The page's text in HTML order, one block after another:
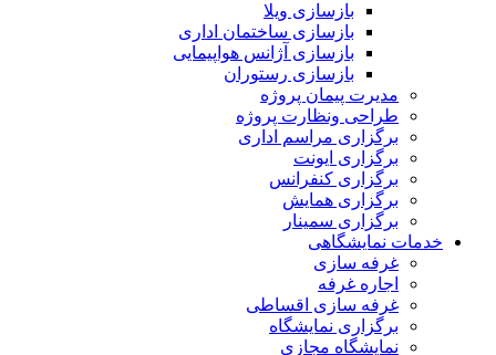
بازسازی ویلا
بازسازی ساختمان اداری
بازسازی آژانس هواپیمایی
بازسازی رستوران
مدیرت پیمان پروژه
طراحی ونظارت پروژه
برگزاری مراسم اداری
برگزاری ایونت
برگزاری کنفرانس
برگزاری همایش
برگزاری سمینار
خدمات نمایشگاهی
غرفه سازی
اجاره غرفه
غرفه سازی اقساطی
برگزاری نمایشگاه
نمایشگاه مجازی